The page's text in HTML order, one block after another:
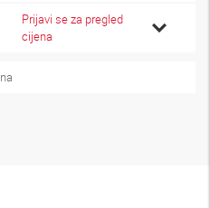
Prijavi se za pregled
cijena